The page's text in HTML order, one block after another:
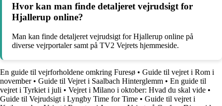
Hvor kan man finde detaljeret vejrudsigt for
Hjallerup online?
Man kan finde detaljeret vejrudsigt for Hjallerup online på
diverse vejrportaler samt på TV2 Vejrets hjemmeside.
En guide til vejrforholdene omkring Furesø • Guide til vejret i Rom i
november• Guide til Vejret i Saalbach Hinterglemm • En guide til
vejret i Tyrkiet i juli • Vejret i Milano i oktober: Hvad du skal vide •
Guide til Vejrudsigt i Lyngby Time for Time • Guide til vejret i